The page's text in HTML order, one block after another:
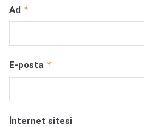
Ad *
E-posta *
İnternet sitesi